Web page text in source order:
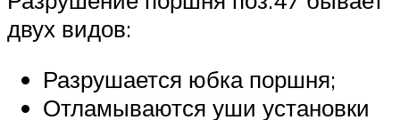
двух видов:
Разрушается юбка поршня;
Отламываются уши установки